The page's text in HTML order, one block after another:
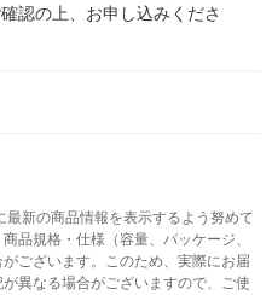
認の上、お申し込みくださ
新の商品情報を表示するよう努めて
品規格・仕様（容量、パッケージ、
ございます。このため、実際にお届
異なる場合がございますので、ご使